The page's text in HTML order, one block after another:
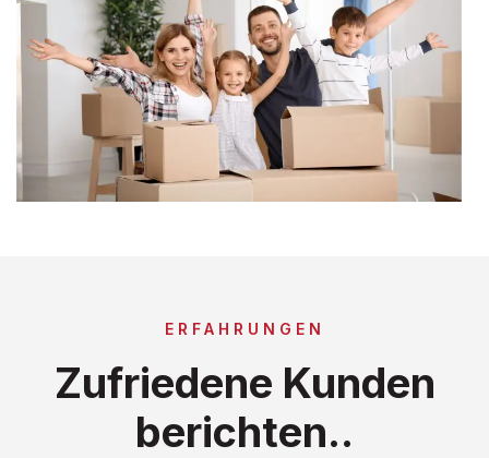
ERFAHRUNGEN
Zufriedene Kunden
berichten..